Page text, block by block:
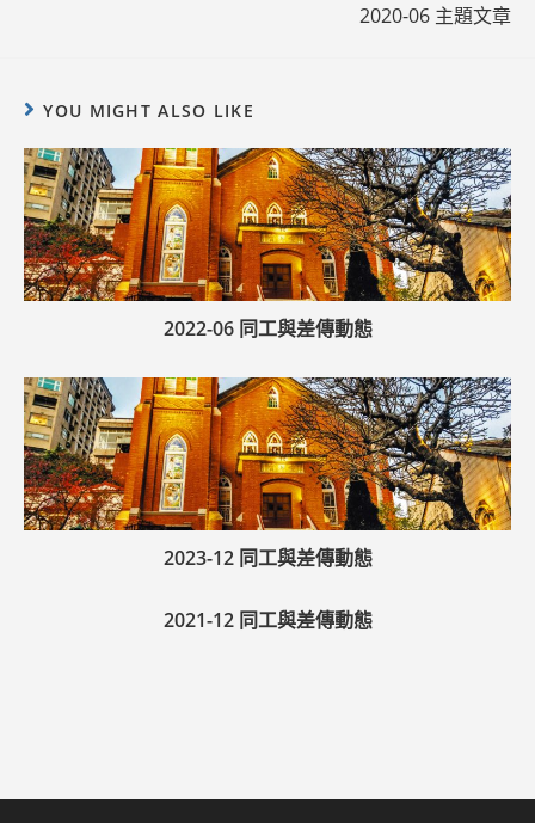
2020-06 主題文章
YOU MIGHT ALSO LIKE
2022-06 同工與差傳動態
2023-12 同工與差傳動態
2021-12 同工與差傳動態